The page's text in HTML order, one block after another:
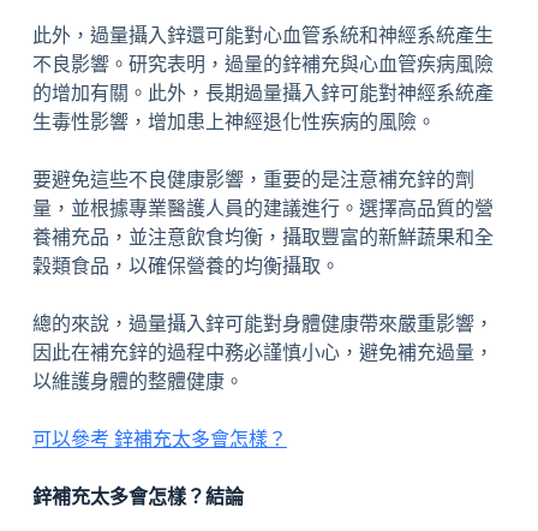
此外，過量攝入鋅還可能對心血管系統和神經系統產生
不良影響。研究表明，過量的鋅補充與心血管疾病風險
的增加有關。此外，長期過量攝入鋅可能對神經系統產
生毒性影響，增加患上神經退化性疾病的風險。
要避免這些不良健康影響，重要的是注意補充鋅的劑
量，並根據專業醫護人員的建議進行。選擇高品質的營
養補充品，並注意飲食均衡，攝取豐富的新鮮蔬果和全
穀類食品，以確保營養的均衡攝取。
總的來說，過量攝入鋅可能對身體健康帶來嚴重影響，
因此在補充鋅的過程中務必謹慎小心，避免補充過量，
以維護身體的整體健康。
可以參考 鋅補充太多會怎樣？
鋅補充太多會怎樣？結論